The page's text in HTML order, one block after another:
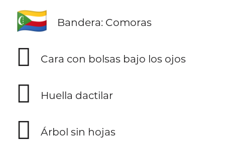
🇰🇲 Bandera: Comoras
🫩 Cara con bolsas bajo los ojos
🫆 Huella dactilar
🪾 Árbol sin hojas